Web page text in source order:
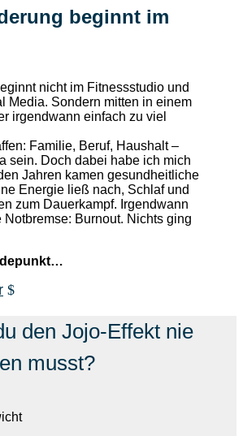
beginnt im
nicht im Fitnessstudio und
Media. Sondern mitten in einem
irgendwann einfach zu viel
Familie, Beruf, Haushalt –
sein. Doch dabei habe ich mich
Jahren kamen gesundheitliche
Energie ließ nach, Schlaf und
zum Dauerkampf. Irgendwann
Burnout. Nichts ging
den Jojo-Effekt nie
musst?